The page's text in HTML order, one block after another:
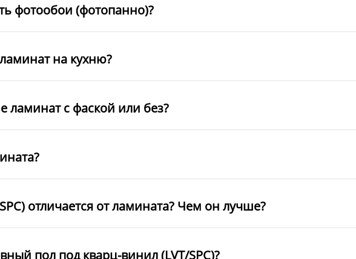
фотообои (фотопанно)?
на кухню?
ламинат с фаской или без?
отличается от ламината? Чем он лучше?
пол под кварц-винил (LVT/SPC)?